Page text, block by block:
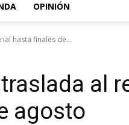
OPINIÓN
hasta finales de...
al
agosto